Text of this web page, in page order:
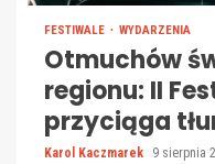
FESTIWALE WYDARZENIA
Otmuchów
regionu: II
przyciąga
Karol Kaczmarek 9 sierpnia